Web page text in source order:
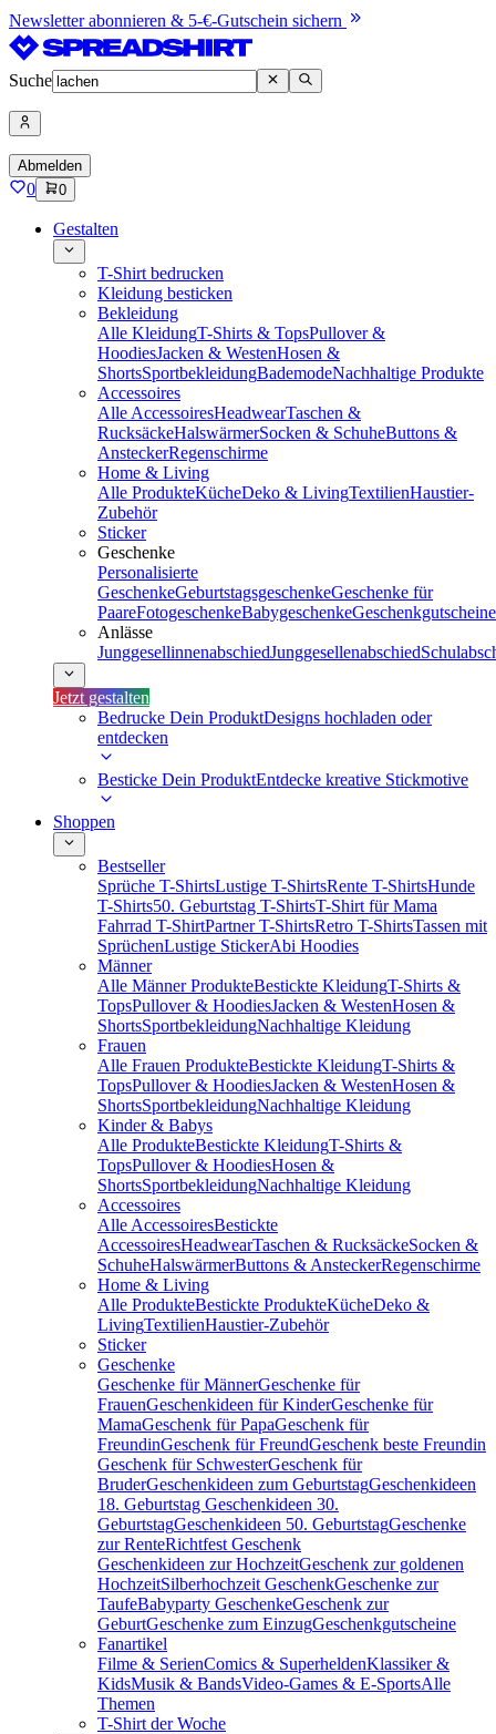
Newsletter abonnieren & 5-€-Gutschein sichern
Suche
Abmelden
0 0
Gestalten
T-Shirt bedrucken
Kleidung besticken
Bekleidung
Alle KleidungT-Shirts & TopsPullover &
HoodiesJacken & WestenHosen &
ShortsSportbekleidungBademodeNachhaltige Produkte
Accessoires
Alle AccessoiresHeadwearTaschen &
RucksäckeHalswärmerSocken & SchuheButtons &
AnsteckerRegenschirme
Home & Living
Alle ProdukteKücheDeko & LivingTextilienHaustier-
Zubehör
Sticker
Geschenke
Personalisierte
GeschenkeGeburtstagsgeschenkeGeschenke für
PaareFotogeschenkeBabygeschenkeGeschenkgutscheine
Anlässe
JunggesellinnenabschiedJunggesellenabschied
Jetzt gestalten
Bedrucke Dein ProduktDesigns hochladen oder
entdecken
Besticke Dein ProduktEntdecke kreative Stickmotive
Shoppen
Bestseller
Sprüche T-ShirtsLustige T-ShirtsRente T-ShirtsHunde
T-Shirts50. Geburtstag T-ShirtsT-Shirt für Mama
Fahrrad T-ShirtPartner T-ShirtsRetro T-ShirtsTassen mit
SprüchenLustige StickerAbi Hoodies
Männer
Alle Männer ProdukteBestickte KleidungT-Shirts &
TopsPullover & HoodiesJacken & WestenHosen &
ShortsSportbekleidungNachhaltige Kleidung
Frauen
Alle Frauen ProdukteBestickte KleidungT-Shirts &
TopsPullover & HoodiesJacken & WestenHosen &
ShortsSportbekleidungNachhaltige Kleidung
Kinder & Babys
Alle ProdukteBestickte KleidungT-Shirts &
TopsPullover & HoodiesHosen &
ShortsSportbekleidungNachhaltige Kleidung
Accessoires
Alle AccessoiresBestickte
AccessoiresHeadwearTaschen & RucksäckeSocken &
SchuheHalswärmerButtons & AnsteckerRegenschirme
Home & Living
Alle ProdukteBestickte ProdukteKücheDeko &
LivingTextilienHaustier-Zubehör
Sticker
Geschenke
Geschenke für MännerGeschenke für
FrauenGeschenkideen für KinderGeschenke für
MamaGeschenk für PapaGeschenk für
FreundinGeschenk für FreundGeschenk beste Freundin
Geschenk für SchwesterGeschenk für
BruderGeschenkideen zum GeburtstagGeschenkideen
18. Geburtstag Geschenkideen 30.
GeburtstagGeschenkideen 50. GeburtstagGeschenke
zur RenteRichtfest Geschenk
Geschenkideen zur HochzeitGeschenk zur goldenen
HochzeitSilberhochzeit GeschenkGeschenke zur
TaufeBabyparty GeschenkeGeschenk zur
GeburtGeschenke zum EinzugGeschenkgutscheine
Fanartikel
Filme & SerienComics & SuperheldenKlassiker &
KidsMusik & BandsVideo-Games & E-SportsAlle
Themen
T-Shirt der Woche